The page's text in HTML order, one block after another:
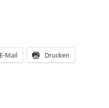
E-Mail Drucken